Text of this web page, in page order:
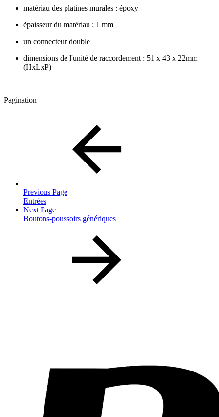
matériau des platines murales : époxy
épaisseur du matériau : 1 mm
un connecteur double
dimensions de l'unité de raccordement : 51 x 43 x 22mm
(HxLxP)
Pagination
Previous Page
Entrées
Next Page
Boutons-poussoirs génériques